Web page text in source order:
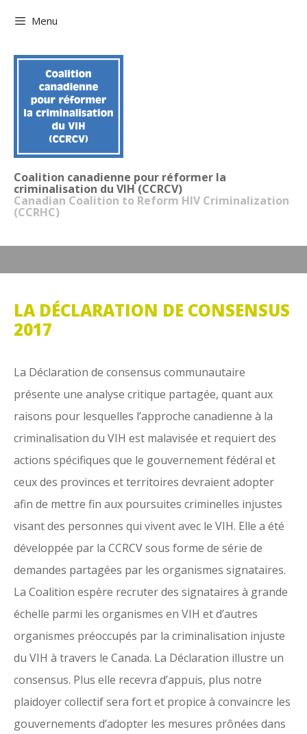
contenu
Menu
Coalition canadienne pour réformer la
criminalisation du VIH (CCRCV)
Canadian Coalition to Reform HIV Criminalization
(CCRHC)
LA DÉCLARATION DE CONSENSUS
2017
La Déclaration de consensus communautaire
présente une analyse critique partagée, quant aux
raisons pour lesquelles l’approche canadienne à la
criminalisation du VIH est malavisée et requiert des
actions spécifiques que le gouvernement fédéral et
ceux des provinces et territoires devraient adopter
afin de mettre fin aux poursuites criminelles injustes
visant des personnes qui vivent avec le VIH. Elle a été
développée par la CCRCV sous forme de série de
demandes partagées par les organismes signataires.
La Coalition espère recruter des signataires à grande
échelle parmi les organismes en VIH et d’autres
organismes préoccupés par la criminalisation injuste
du VIH à travers le Canada. La Déclaration illustre un
consensus. Plus elle recevra d’appuis, plus notre
plaidoyer collectif sera fort et propice à convaincre les
gouvernements d’adopter les mesures prônées dans